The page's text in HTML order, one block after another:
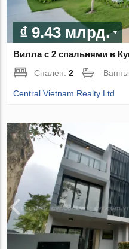
₫ 9.43 млрд.
Вилла с 2 спальнями в
Спален:2
Central Vietnam Realty Ltd